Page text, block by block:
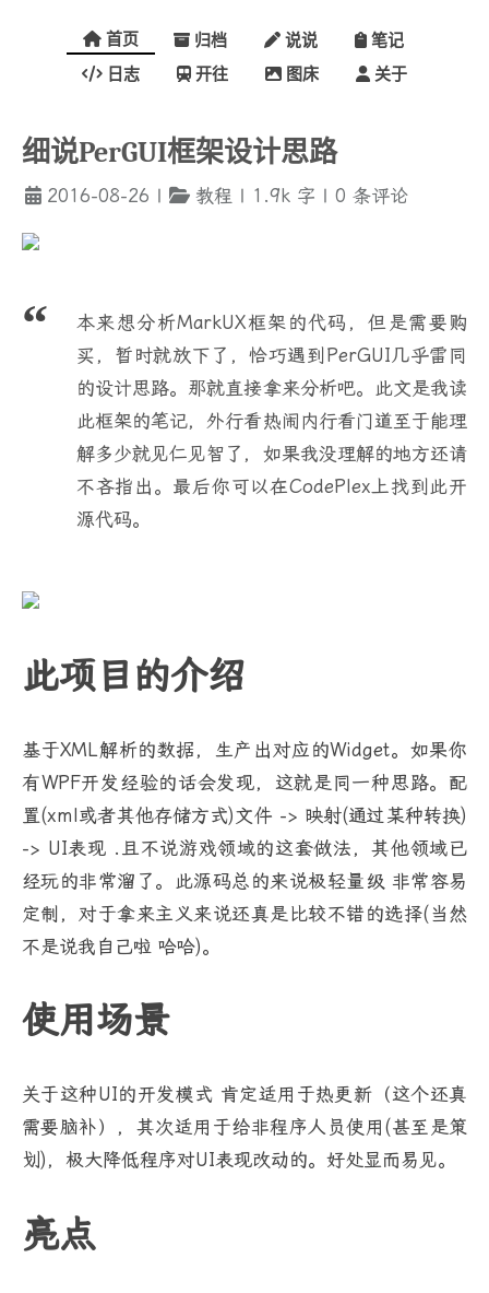
首页 归档 说说 笔记
日志 开往 图床 关于
细说PerGUI框架设计思路
2016-08-26 | 教程 | 1.9k字 | 0 条评论
本来想分析MarkUX框架的代码，但是需要购
买，暂时就放下了，恰巧遇到PerGUI几乎雷同
的设计思路。那就直接拿来分析吧。此文是我读
此框架的笔记，外行看热闹内行看门道至于能理
解多少就见仁见智了，如果我没理解的地方还请
不吝指出。最后你可以在CodePlex上找到此开
源代码。
此项目的介绍
基于XML解析的数据，生产出对应的Widget。如果你
有WPF开发经验的话会发现，这就是同一种思路。配
置(xml或者其他存储方式)文件 -> 映射(通过某种转换)
-> UI表现 .且不说游戏领域的这套做法，其他领域已
经玩的非常溜了。此源码总的来说极轻量级 非常容易
定制，对于拿来主义来说还真是比较不错的选择(当然
不是说我自己啦 哈哈)。
使用场景
关于这种UI的开发模式 肯定适用于热更新（这个还真
需要脑补），其次适用于给非程序人员使用(甚至是策
划)，极大降低程序对UI表现改动的。好处显而易见。
亮点